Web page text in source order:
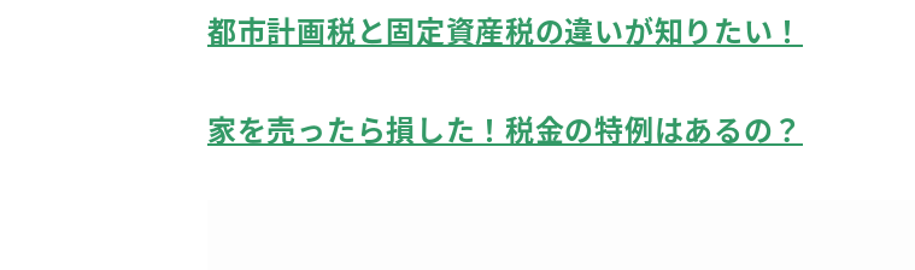
都市計画税と固定資産税の違いが知りたい！
家を売ったら損した！税金の特例はあるの？